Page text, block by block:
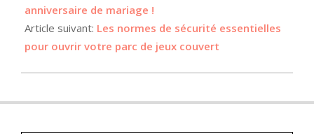
12
anniversaire de mariage !
Article suivant: Les normes de sécurité essentielles
pour ouvrir votre parc de jeux couvert